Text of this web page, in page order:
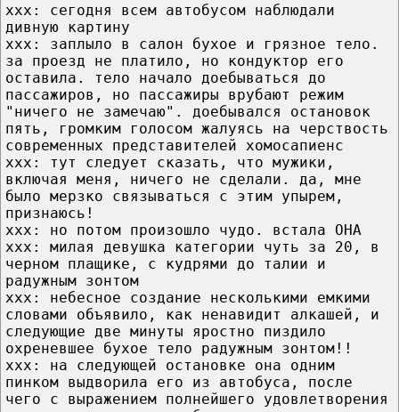
xxx: сегодня всем автобусом наблюдали
дивную картину
xxx: заплыло в салон бухое и грязное тело.
за проезд не платило, но кондуктор его
оставила. тело начало доебываться до
пассажиров, но пассажиры врубают режим
"ничего не замечаю". доебывался остановок
пять, громким голосом жалуясь на черствость
современных представителей хомосапиенс
xxx: тут следует сказать, что мужики,
включая меня, ничего не сделали. да, мне
было мерзко связываться с этим упырем,
признаюсь!
xxx: но потом произошло чудо. встала ОНА
xxx: милая девушка категории чуть за 20, в
черном плащике, с кудрями до талии и
радужным зонтом
ххх: небесное создание несколькими емкими
словами объявило, как ненавидит алкашей, и
следующие две минуты яростно пиздило
охреневшее бухое тело радужным зонтом!!
ххх: на следующей остановке она одним
пинком выдворила его из автобуса, после
чего с выражением полнейшего удовлетворения